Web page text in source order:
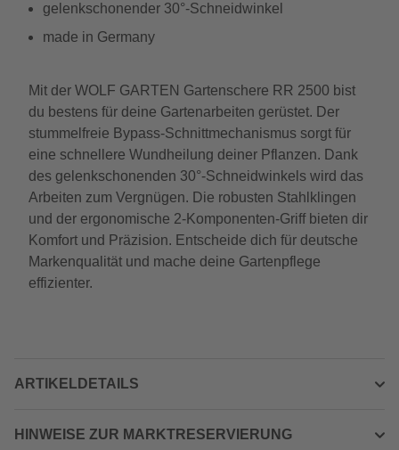
gelenkschonender 30°-Schneidwinkel
made in Germany
Mit der WOLF GARTEN Gartenschere RR 2500 bist
du bestens für deine Gartenarbeiten gerüstet. Der
stummelfreie Bypass-Schnittmechanismus sorgt für
eine schnellere Wundheilung deiner Pflanzen. Dank
des gelenkschonenden 30°-Schneidwinkels wird das
Arbeiten zum Vergnügen. Die robusten Stahlklingen
und der ergonomische 2-Komponenten-Griff bieten dir
Komfort und Präzision. Entscheide dich für deutsche
Markenqualität und mache deine Gartenpflege
effizienter.
ARTIKELDETAILS
HINWEISE ZUR MARKTRESERVIERUNG